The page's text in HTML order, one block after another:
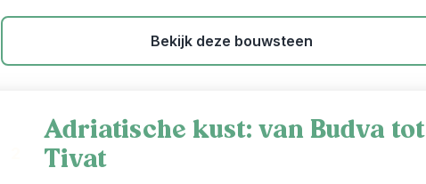
Bekijk deze bouwsteen
Adriatische kust: van Budva tot
Tivat